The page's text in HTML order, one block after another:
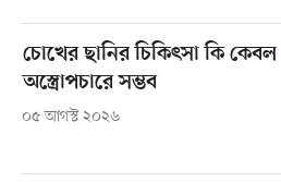
চোখের ছানির চিকিৎসা কি কেবল
অস্ত্রোপচারে সম্ভব
০৫ আগস্ট ২০২৬